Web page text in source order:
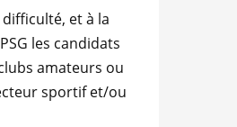
et à la
les candidats
amateurs ou
sportif et/ou